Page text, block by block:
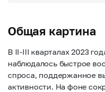
Общая картина
В II-III кварталах 2023
наблюдалось быстрое
спроса, поддержанное
активности. На фоне